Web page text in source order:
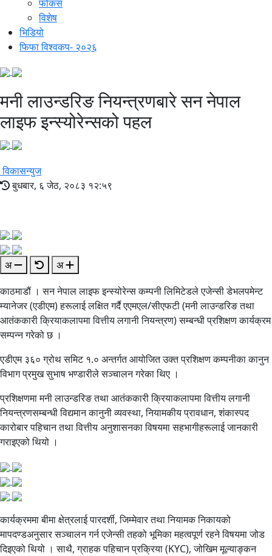
फोकस
विशेष
भिडियो
फिफा विश्वकप- २०२६
मनी लाउन्डरिङ नियन्त्रणबारे सन नेपाल
लाइफ इन्स्योरेन्सको पहल
विकासन्युज
बुधबार, ६ जेठ, २०८३ १२:५९
अ
अ
काठमाडौं । सन नेपाल लाइफ इन्स्योरेन्स कम्पनी लिमिटेडले एजेन्सी डेभलपमेन्ट
म्यानेजर (एडीएम) हरूलाई लक्षित गर्दै एएमएल/सीएफटी (मनी लाउन्डरिङ तथा
आतंककारी क्रियाकलापमा वित्तीय लगानी नियन्त्रण) सम्बन्धी प्रशिक्षण कार्यक्रम
सम्पन्न गरेको छ ।
एडीएम ३६० ग्रोथ समिट १.० अन्तर्गत आयोजित उक्त प्रशिक्षण कम्पनीका कानुन
विभाग प्रमुख सुभाष भण्डारीले सञ्चालन गरेका थिए ।
प्रशिक्षणमा मनी लाउन्डरिङ तथा आतंककारी क्रियाकलापमा वित्तीय लगानी
नियन्त्रणसम्बन्धी विद्यमान कानुनी व्यवस्था, नियामकीय प्रावधान, शंकास्पद
कारोबार पहिचान तथा वित्तीय अनुशासनका विषयमा सहभागीहरूलाई जानकारी
गराइएको थियो ।
कार्यक्रममा बीमा क्षेत्रलाई पारदर्शी, जिम्मेवार तथा नियामक निकायको
मापदण्डअनुसार सञ्चालन गर्न एजेन्सी तहको भूमिका महत्वपूर्ण रहने विषयमा जोड
दिइएको थियो । साथै, ग्राहक पहिचान प्रक्रिया (KYC), जोखिम मूल्याङ्कन